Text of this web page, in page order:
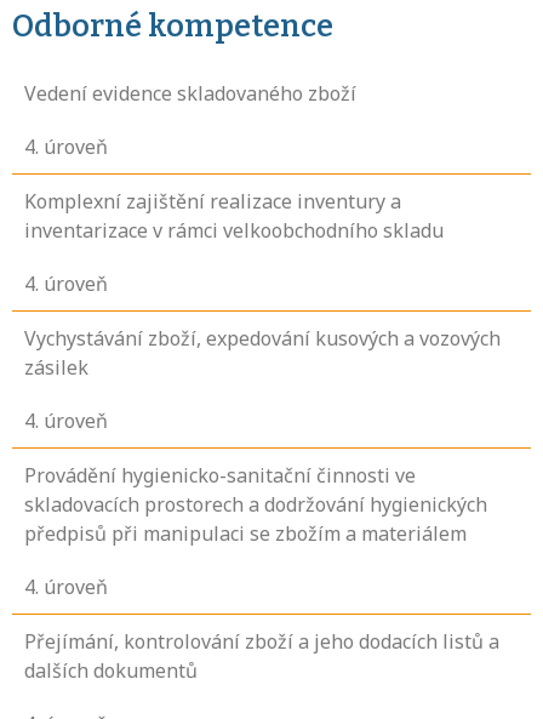
Odborné kompetence
Vedení evidence skladovaného zboží
4. úroveň
Komplexní zajištění realizace inventury a
inventarizace v rámci velkoobchodního skladu
4. úroveň
Vychystávání zboží, expedování kusových a vozových
zásilek
4. úroveň
Provádění hygienicko-sanitační činnosti ve
skladovacích prostorech a dodržování hygienických
předpisů při manipulaci se zbožím a materiálem
4. úroveň
Přejímání, kontrolování zboží a jeho dodacích listů a
dalších dokumentů